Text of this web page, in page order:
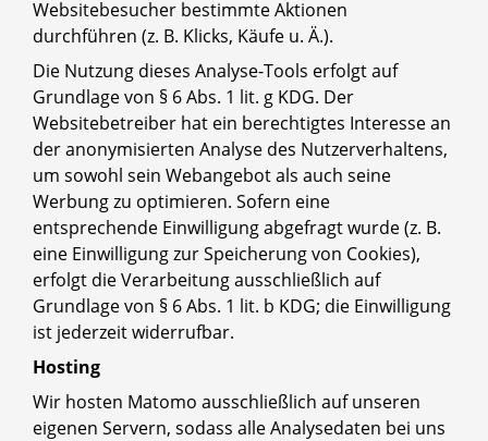
Websitebesucher bestimmte Aktionen
durchführen (z. B. Klicks, Käufe u. Ä.).
Die Nutzung dieses Analyse-Tools erfolgt auf
Grundlage von § 6 Abs. 1 lit. g KDG. Der
Websitebetreiber hat ein berechtigtes Interesse an
der anonymisierten Analyse des Nutzerverhaltens,
um sowohl sein Webangebot als auch seine
Werbung zu optimieren. Sofern eine
entsprechende Einwilligung abgefragt wurde (z. B.
eine Einwilligung zur Speicherung von Cookies),
erfolgt die Verarbeitung ausschließlich auf
Grundlage von § 6 Abs. 1 lit. b KDG; die Einwilligung
ist jederzeit widerrufbar.
Hosting
Wir hosten Matomo ausschließlich auf unseren
eigenen Servern, sodass alle Analysedaten bei uns